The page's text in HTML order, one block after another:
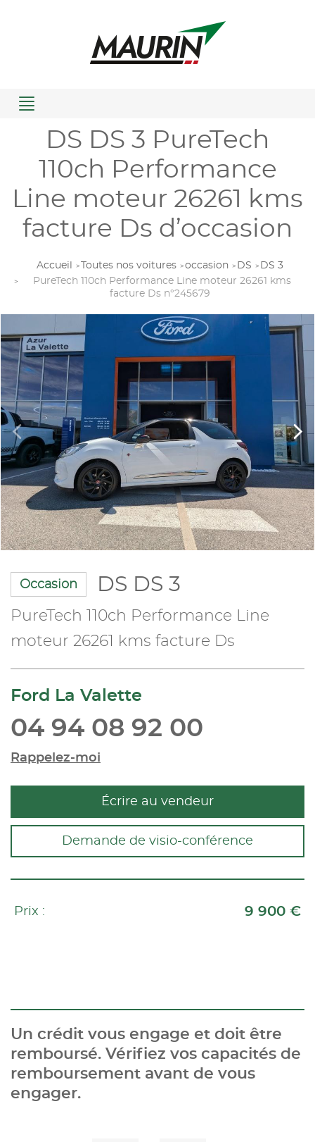
Menu
DS DS 3 PureTech
110ch Performance
Line moteur 26261 kms
facture Ds d’occasion
Accueil Toutes nos voitures occasion DS
DS 3
PureTech 110ch Performance Line moteur 26261 kms
facture Ds n°245679
Occasion DS DS 3
PureTech 110ch Performance Line
moteur 26261 kms facture Ds
Ford La Valette
04 94 08 92 00
Rappelez-moi
Écrire au vendeur
Demande de visio-conférence
Prix : 9 900 €
Un crédit vous engage et doit être
remboursé. Vérifiez vos capacités de
remboursement avant de vous
engager.